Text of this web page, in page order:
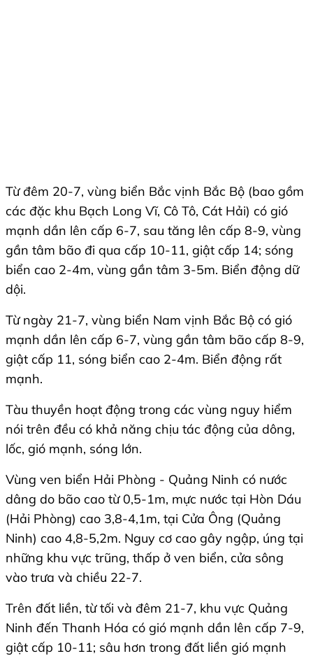
Từ đêm 20-7, vùng biển Bắc vịnh Bắc Bộ (bao gồm
các đặc khu Bạch Long Vĩ, Cô Tô, Cát Hải) có gió
mạnh dần lên cấp 6-7, sau tăng lên cấp 8-9, vùng
gần tâm bão đi qua cấp 10-11, giật cấp 14; sóng
biển cao 2-4m, vùng gần tâm 3-5m. Biển động dữ
dội.
Từ ngày 21-7, vùng biển Nam vịnh Bắc Bộ có gió
mạnh dần lên cấp 6-7, vùng gần tâm bão cấp 8-9,
giật cấp 11, sóng biển cao 2-4m. Biển động rất
mạnh.
Tàu thuyền hoạt động trong các vùng nguy hiểm
nói trên đều có khả năng chịu tác động của dông,
lốc, gió mạnh, sóng lớn.
Vùng ven biển Hải Phòng - Quảng Ninh có nước
dâng do bão cao từ 0,5-1m, mực nước tại Hòn Dáu
(Hải Phòng) cao 3,8-4,1m, tại Cửa Ông (Quảng
Ninh) cao 4,8-5,2m. Nguy cơ cao gây ngập, úng tại
những khu vực trũng, thấp ở ven biển, cửa sông
vào trưa và chiều 22-7.
Trên đất liền, từ tối và đêm 21-7, khu vực Quảng
Ninh đến Thanh Hóa có gió mạnh dần lên cấp 7-9,
giật cấp 10-11; sâu hơn trong đất liền gió mạnh